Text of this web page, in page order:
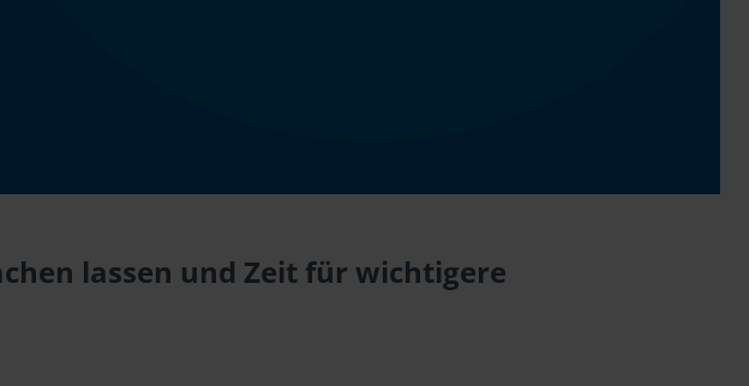
lassen und Zeit für wichtigere